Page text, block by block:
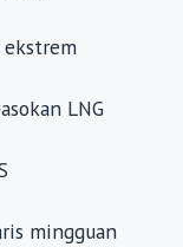
ekstrem
LNG
mingguan